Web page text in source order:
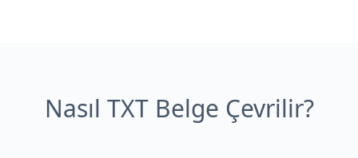
Nasıl TXT Belge Çevrilir?